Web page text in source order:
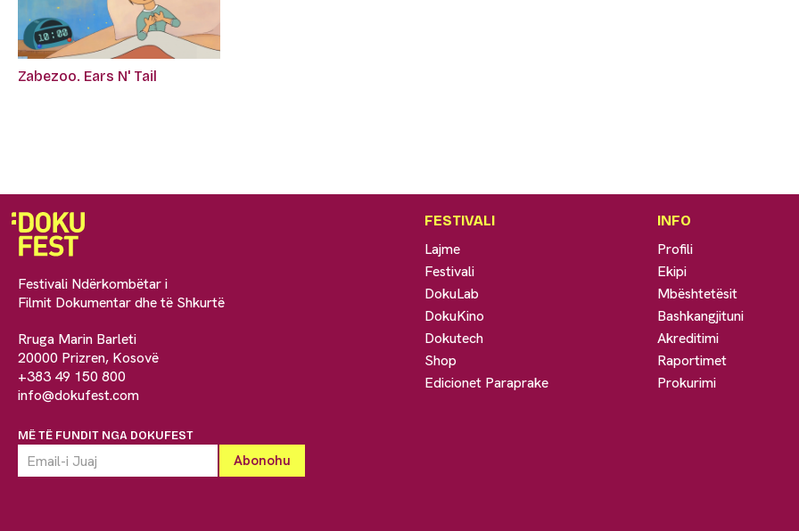
Zabezoo. Ears N' Tail
Festivali Ndërkombëtar i
Filmit Dokumentar dhe të Shkurtë
Rruga Marin Barleti
20000 Prizren, Kosovë
+383 49 150 800
info@dokufest.com
MË TË FUNDIT NGA DOKUFEST
FESTIVALI
Lajme
Festivali
DokuLab
DokuKino
Dokutech
Shop
Edicionet Paraprake
INFO
Profili
Ekipi
Mbështetësit
Bashkangjituni
Akreditimi
Raportimet
Prokurimi